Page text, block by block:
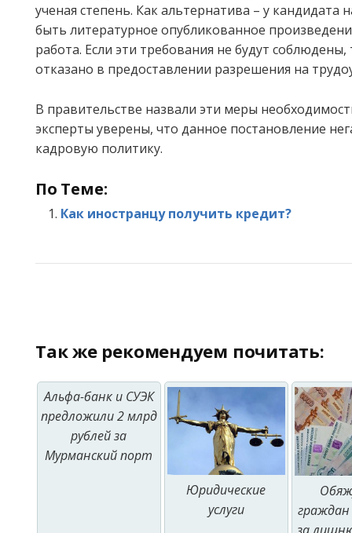
ученая степень. Как альтернатива – у кандидата
быть литературное опубликованное
работа. Если эти требования не будут
отказано в предоставлении разрешения на
В правительстве назвали эти меры
эксперты уверены, что данное постановление
кадровую политику.
По Теме:
Как иностранцу получить кредит?
Так же рекомендуем почитать:
Альфа-банк и СУЭК
предложили 2 млрд
рублей за
Мурманский порт
Юридические
услуги